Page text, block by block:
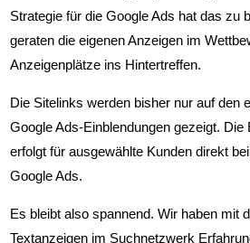
Strategie für die Google Ads hat das zu
geraten die eigenen Anzeigen im
Anzeigenplätze ins Hintertreffen.
Die Sitelinks werden bisher nur auf den
Google Ads-Einblendungen gezeigt. Die
erfolgt für ausgewählte Kunden direkt
Google Ads.
Es bleibt also spannend. Wir haben mit
Textanzeigen im Suchnetzwerk